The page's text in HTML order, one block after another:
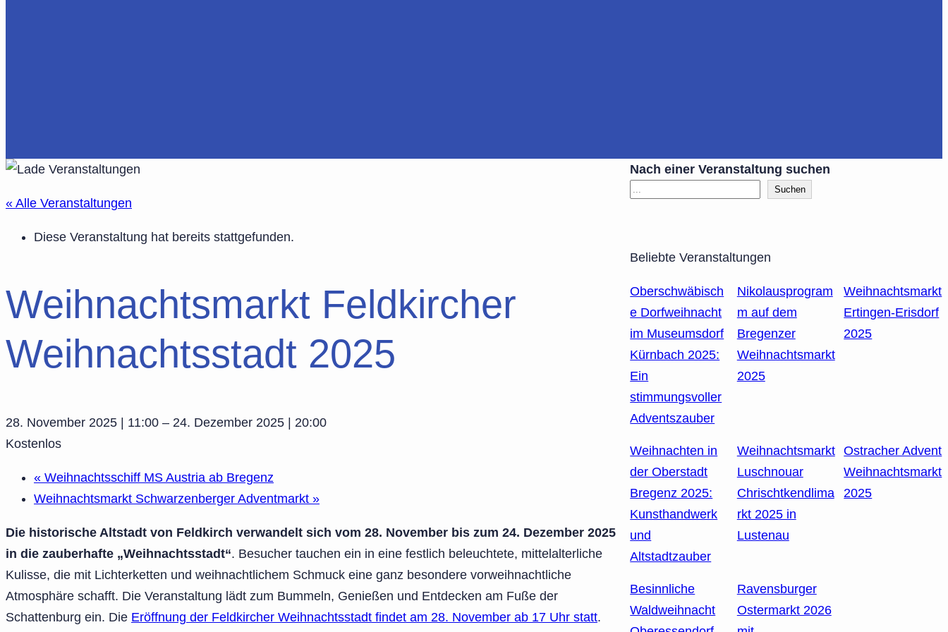
« Alle Veranstaltungen
Diese Veranstaltung hat bereits stattgefunden.
Weihnachtsmarkt Feldkircher
Weihnachtsstadt 2025
28. November 2025 | 11:00 – 24. Dezember 2025 | 20:00
Kostenlos
« Weihnachtsschiff MS Austria ab Bregenz
Weihnachtsmarkt Schwarzenberger Adventmarkt »
Die historische Altstadt von Feldkirch verwandelt sich vom 28. November bis zum 24. Dezember 2025
in die zauberhafte „Weihnachtsstadt“. Besucher tauchen ein in eine festlich beleuchtete, mittelalterliche
Kulisse, die mit Lichterketten und weihnachtlichem Schmuck eine ganz besondere vorweihnachtliche
Atmosphäre schafft. Die Veranstaltung lädt zum Bummeln, Genießen und Entdecken am Fuße der
Schattenburg ein. Die Eröffnung der Feldkircher Weihnachtsstadt findet am 28. November ab 17 Uhr statt.
Nach einer Veranstaltung suchen
Suchen
Beliebte Veranstaltungen
Oberschwäbisch
e Dorfweihnacht
im Museumsdorf
Kürnbach 2025:
Ein
stimmungsvoller
Adventszauber
Nikolausprogram
m auf dem
Bregenzer
Weihnachtsmarkt
2025
Weihnachtsmarkt
Ertingen-Erisdorf
2025
Weihnachten in
der Oberstadt
Bregenz 2025:
Kunsthandwerk
und
Altstadtzauber
Weihnachtsmarkt
Luschnouar
Chrischtkendlima
rkt 2025 in
Lustenau
Ostracher Advent
Weihnachtsmarkt
2025
Besinnliche
Waldweihnacht
Ravensburger
Ostermarkt 2026